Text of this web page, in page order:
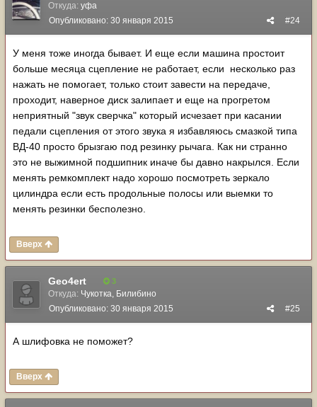
Откуда: уфа
#24
Опубликовано: 30 января 2015
У меня тоже иногда бывает. И еще если машина простоит
больше месяца сцепление не работает, если несколько раз
нажать не помогает, только стоит завести на передаче,
проходит, наверное диск залипает и еще на прогретом
неприятный "звук сверчка" который исчезает при касании
педали сцепления от этого звука я избавляюсь смазкой типа
ВД-40 просто брызгаю под резинку рычага. Как ни странно
это не выжимной подшипник иначе бы давно накрылся. Если
менять ремкомплект надо хорошо посмотреть зеркало
цилиндра если есть продольные полосы или выемки то
менять резинки бесполезно.
Вверх
Geo4ert 3
Откуда: Чукотка, Билибино
#25
Опубликовано: 30 января 2015
А шлифовка не поможет?
Вверх